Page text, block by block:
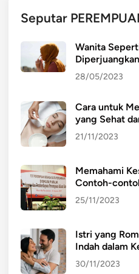
a
i
a
l
i
t
a
n
t
i
y
a
n
Seputar
Wanita
28/05/2023
Cara untuk
yang Sehat
21/11/2023
Memahami
Contoh-
25/11/2023
Istri yang
Indah dalam
30/11/2023